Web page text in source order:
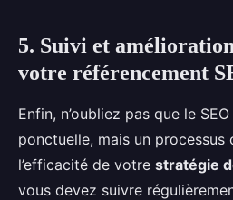
5. Suivi et
votre référencement
Enfin, n’oubliez pas que le
ponctuelle, mais un processus
l’efficacité de votre stratégie
vous devez suivre